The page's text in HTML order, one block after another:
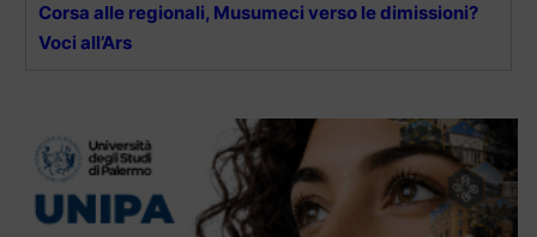
Corsa alle regionali, Musumeci verso le dimissioni?
Voci all’Ars